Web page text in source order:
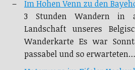
Im Hohen Venn zu den
3 Stunden Wandern in
Landschaft unseres
Wanderkarte Es war
passabel und so erwarteten…